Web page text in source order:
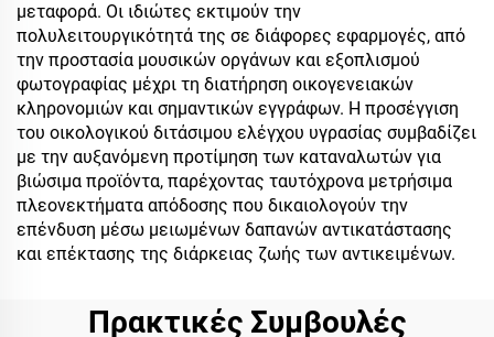
μεταφορά. Οι ιδιώτες εκτιμούν την
πολυλειτουργικότητά της σε διάφορες εφαρμογές, από
την προστασία μουσικών οργάνων και εξοπλισμού
φωτογραφίας μέχρι τη διατήρηση οικογενειακών
κληρονομιών και σημαντικών εγγράφων. Η προσέγγιση
του οικολογικού διτάσιμου ελέγχου υγρασίας συμβαδίζει
με την αυξανόμενη προτίμηση των καταναλωτών για
βιώσιμα προϊόντα, παρέχοντας ταυτόχρονα μετρήσιμα
πλεονεκτήματα απόδοσης που δικαιολογούν την
επένδυση μέσω μειωμένων δαπανών αντικατάστασης
και επέκτασης της διάρκειας ζωής των αντικειμένων.
Πρακτικές Συμβουλές